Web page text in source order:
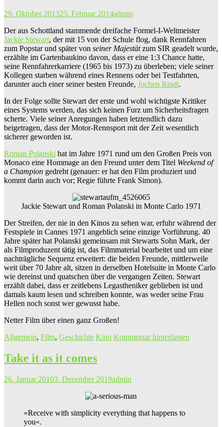
29. Oktober 201325. Februar 2014admin
Der aus Schottland stammende dreifache Formel-I-Weltmeister
Jackie Stewart, der mit 15 von der Schule flog, dank Rennfahren
zum Popstar und später von seiner Majestätzum SIR geadelt wurde,
erzählte im Gartenbaukino davon, dass er eine 1:3 Chance hatte,
seine Rennfahrerkarriere (1965 bis 1973) zu überleben; viele seiner
Kollegen starben während eines Rennens oder bei Testfahrten,
darunter auch einer seiner besten Freunde, Jochen Rindt.
In der Folge sollte Stewart der erste und wohl wichtigste Kritiker
eines Systems werden, das sich keinen Furz um Sicherheitsfragen
scherte. Viele seiner Anregungen haben letztendlich dazu
beigetragen, dass der Motor-Rennsport mit der Zeit wesentlich
sicherer geworden ist.
Roman Polanski hat im Jahre 1971 rund um den Großen Preis von
Monaco eine Hommage an den Freund unter dem Titel Weekend of
a Champion gedreht (genauer: er hat den Film produziert und
kommt darin auch vor; Regie führte Frank Simon).
Jackie Stewart und Roman Polanski in Monte Carlo 1971
Der Streifen, der nie in den Kinos zu sehen war, erfuhr während der
Festspiele in Cannes 1971 angeblich seine einzige Vorführung. 40
Jahre später hat Polanski gemeinsam mit Stewarts Sohn Mark, der
als Filmproduzent tätig ist, das Filmmaterial bearbeitet und um eine
nachträgliche Sequenz erweitert: die beiden Freunde, mittlerweile
weit über 70 Jahre alt, sitzen in derselben Hotelsuite in Monte Carlo
wie dereinst und quatschen über die vergangen Zeiten. Stewart
erzählt dabei, dass er zeitlebens Legastheniker geblieben ist und
damals kaum lesen und schreiben konnte, was weder seine Frau
Hellen noch sonst wer gewusst habe.
Netter Film über einen ganz Großen!
Allgemein, Film, Geschichte Kino Kommentar hinterlassen
Take it as it comes
26. Januar 20103. Dezember 2019admin
»Receive with simplicity everything that happens to
you«.